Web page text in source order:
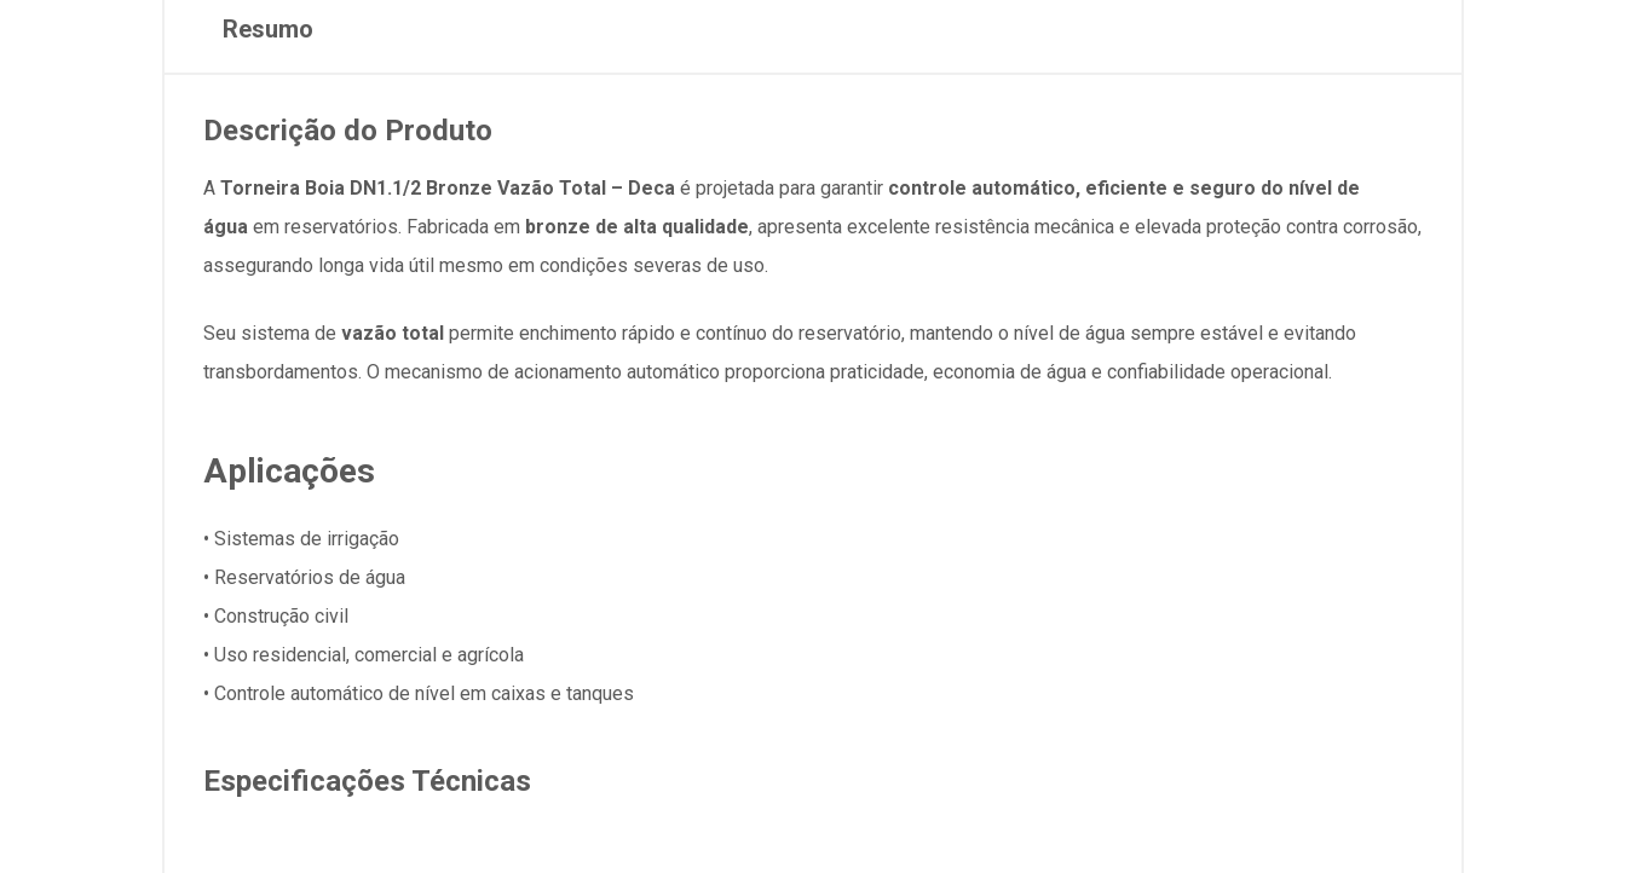
Resumo
Descrição do Produto
A Torneira Boia DN1.1/2 Bronze Vazão Total – Deca é projetada para garantir controle automático, eficiente e seguro do nível de
água em reservatórios. Fabricada em bronze de alta qualidade, apresenta excelente resistência mecânica e elevada proteção contra corrosão,
assegurando longa vida útil mesmo em condições severas de uso.
Seu sistema de vazão total permite enchimento rápido e contínuo do reservatório, mantendo o nível de água sempre estável e evitando
transbordamentos. O mecanismo de acionamento automático proporciona praticidade, economia de água e confiabilidade operacional.
Aplicações
• Sistemas de irrigação
• Reservatórios de água
• Construção civil
• Uso residencial, comercial e agrícola
• Controle automático de nível em caixas e tanques
Especificações Técnicas